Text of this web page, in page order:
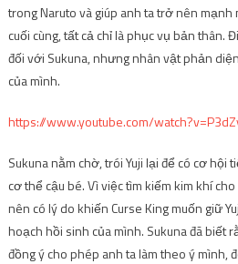
trong Naruto và giúp anh ta trở nên
cuối cùng, tất cả chỉ là phục vụ bản thân.
đối với Sukuna, nhưng nhân vật phản
của mình.
https://www.youtube.com/
Sukuna nằm chờ, trói Yuji lại để có cơ hội
cơ thể cậu bé. Vì việc tìm kiếm kim khí
nên có lý do khiến Curse King muốn giữ
hoạch hồi sinh của mình. Sukuna đã biết
đồng ý cho phép anh ta làm theo ý mình,